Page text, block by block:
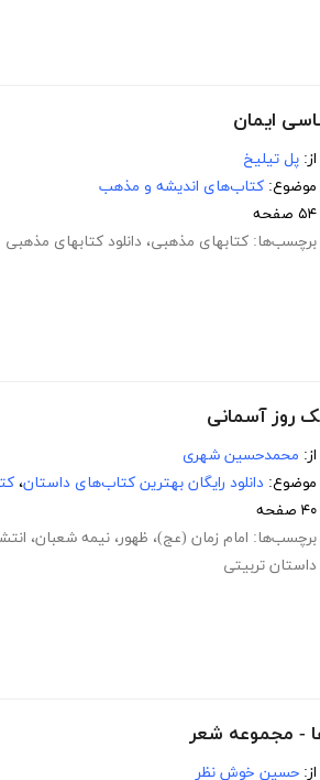
ایمان
از: پل تیلیخ
موضوع: کتاب‌های اندیشه و مذهب
۵۴ صفحه
برچسب‌ها: کتابهای مذهبی، دانلود کتابهای مذهبی
روز آسمانى
از: محمدحسین شهرى
موضوع: دانلود رایگان بهترین کتاب‌های داستان،
۴۰ صفحه
برچسب‌ها: امام زمان (عج)، ظهور، نیمه شعبان،
داستان تربیتی
ها - مجموعه شعر
از: حسین خوش نظر